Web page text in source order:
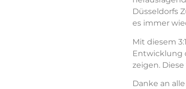
Düsseldorfs
es immer
Mit diesem
Entwicklung
zeigen.
Danke an